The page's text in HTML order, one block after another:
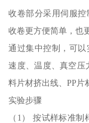
收卷部分采用伺服
收卷更方便简单，也
通过集中控制，可以
速度、温度、真空压
料片材挤出线、PP片
实验步骤
（1） 按试样标准